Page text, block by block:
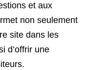
et aux
non seulement
site dans les
d’offrir une